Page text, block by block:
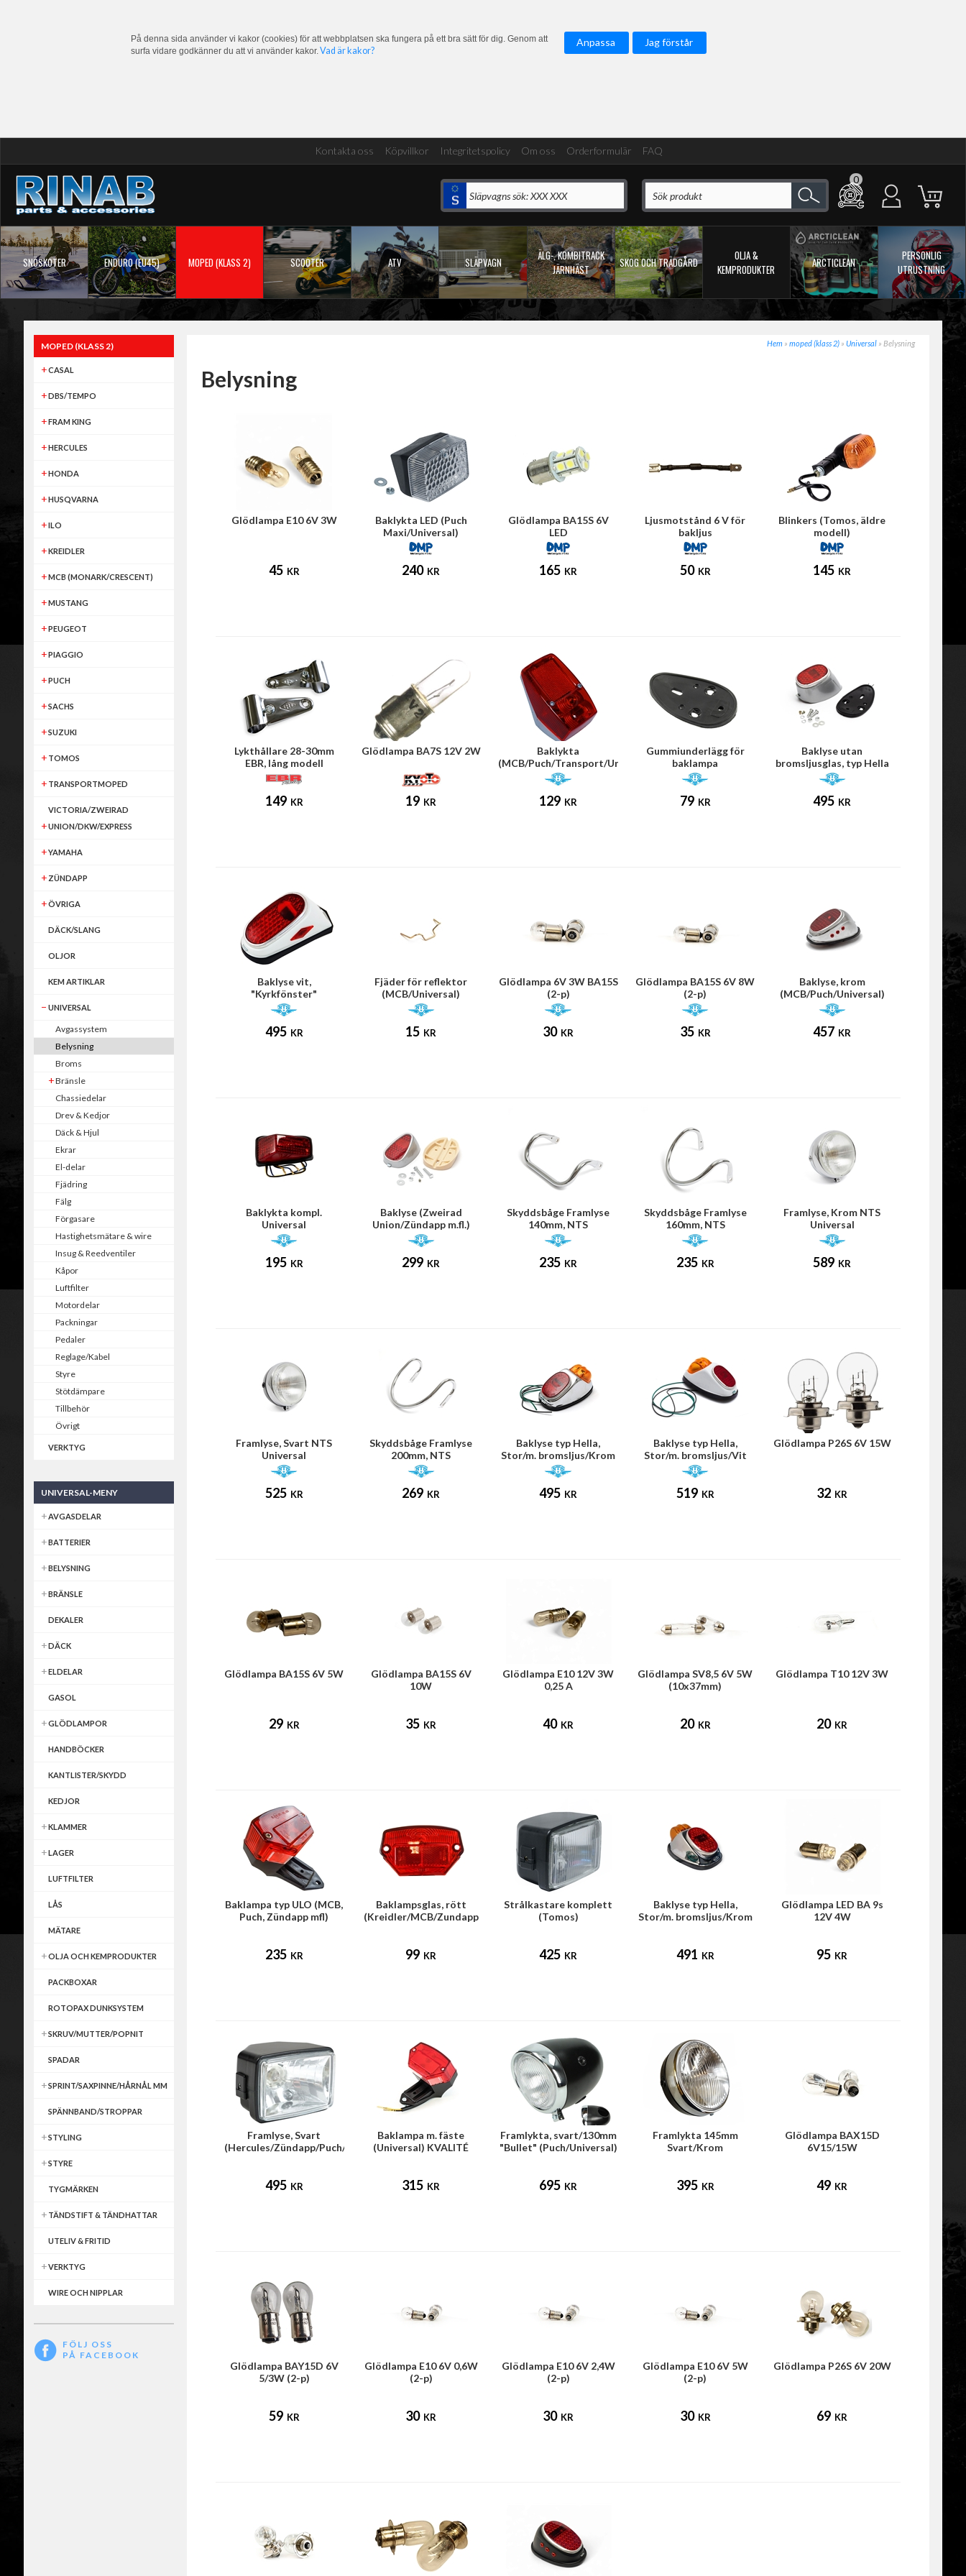
På denna sida använder vi kakor (cookies) för att webbplatsen ska fungera på ett bra sätt för dig. Genom att
surfa vidare godkänner du att vi använder kakor.Vad är kakor?
Anpassa Jag förstår
Kontakta oss Köpvillkor Integritetspolicy Om oss Orderformulär FAQ
0
SNÖSKOTER ENDURO (EU45) MOPED (KLASS 2) SCOOTER ATV SLÄPVAGN
ÄLG-, KOMBITRACK
JÄRNHÄST
SKOG OCH TRÄDGÅRD
OLJA &
KEMPRODUKTER
ARCTICLEAN
PERSONLIG
UTRUSTNING
MOPED (KLASS 2)
CASAL
DBS/TEMPO
FRAM KING
HERCULES
HONDA
HUSQVARNA
ILO
KREIDLER
MCB (MONARK/CRESCENT)
MUSTANG
PEUGEOT
PIAGGIO
PUCH
SACHS
SUZUKI
TOMOS
TRANSPORTMOPED
VICTORIA/ZWEIRAD
UNION/DKW/EXPRESS
YAMAHA
ZÜNDAPP
ÖVRIGA
DÄCK/SLANG
OLJOR
KEM ARTIKLAR
UNIVERSAL
Avgassystem
Belysning
Broms
Bränsle
Chassiedelar
Drev & Kedjor
Däck & Hjul
Ekrar
El-delar
Fjädring
Fälg
Förgasare
Hastighetsmätare & wire
Insug & Reedventiler
Kåpor
Luftfilter
Motordelar
Packningar
Pedaler
Reglage/Kabel
Styre
Stötdämpare
Tillbehör
Övrigt
VERKTYG
UNIVERSAL-MENY
AVGASDELAR
BATTERIER
BELYSNING
BRÄNSLE
DEKALER
DÄCK
ELDELAR
GASOL
GLÖDLAMPOR
HANDBÖCKER
KANTLISTER/SKYDD
KEDJOR
KLAMMER
LAGER
LUFTFILTER
LÅS
MÄTARE
OLJA OCH KEMPRODUKTER
PACKBOXAR
ROTOPAX DUNKSYSTEM
SKRUV/MUTTER/POPNIT
SPADAR
SPRINT/SAXPINNE/HÅRNÅL MM
SPÄNNBAND/STROPPAR
STYLING
STYRE
TYGMÄRKEN
TÄNDSTIFT & TÄNDHATTAR
UTELIV & FRITID
VERKTYG
WIRE OCH NIPPLAR
FÖLJ OSS
PÅ FACEBOOK
Hem » moped (klass 2) » Universal » Belysning
Belysning
Glödlampa E10 6V 3W
45 KR
Baklykta LED (Puch
Maxi/Universal)
240 KR
Glödlampa BA15S 6V
LED
165 KR
Ljusmotstånd 6 V för
bakljus
50 KR
Blinkers (Tomos, äldre
modell)
145 KR
Lykthållare 28-30mm
EBR, lång modell
(Puch/Tomos/Universal)
149 KR
Glödlampa BA7S 12V 2W
19 KR
Baklykta
(MCB/Puch/Transport/Universal)
129 KR
Gummiunderlägg för
baklampa
(Puch/Zündapp)
79 KR
Baklyse utan
bromsljusglas, typ Hella
(Universal)
495 KR
Baklyse vit,
"Kyrkfönster"
(MCB/Crescent mfl)
495 KR
Fjäder för reflektor
(MCB/Universal)
15 KR
Glödlampa 6V 3W BA15S
(2-p)
30 KR
Glödlampa BA15S 6V 8W
(2-p)
35 KR
Baklyse, krom
(MCB/Puch/Universal)
457 KR
Baklykta kompl.
Universal
195 KR
Baklyse (Zweirad
Union/Zündapp m.fl.)
299 KR
Skyddsbåge Framlyse
140mm, NTS
235 KR
Skyddsbåge Framlyse
160mm, NTS
235 KR
Framlyse, Krom NTS
Universal
589 KR
Framlyse, Svart NTS
Universal
525 KR
Skyddsbåge Framlyse
200mm, NTS
269 KR
Baklyse typ Hella,
Stor/m. bromsljus/Krom
NTS
495 KR
Baklyse typ Hella,
Stor/m. bromsljus/Vit
NTS
519 KR
Glödlampa P26S 6V 15W
32 KR
Glödlampa BA15S 6V 5W
29 KR
Glödlampa BA15S 6V
10W
35 KR
Glödlampa E10 12V 3W
0,25 A
40 KR
Glödlampa SV8,5 6V 5W
(10x37mm)
20 KR
Glödlampa T10 12V 3W
20 KR
Baklampa typ ULO (MCB,
Puch, Zündapp mfl)
235 KR
Baklampsglas, rött
(Kreidler/MCB/Zundapp
99 KR
Strålkastare komplett
(Tomos)
425 KR
Baklyse typ Hella,
Stor/m. bromsljus/Krom
491 KR
Glödlampa LED BA 9s
12V 4W
95 KR
Framlyse, Svart
(Hercules/Zündapp/Puch/Tomos/Universal)
495 KR
Baklampa m. fäste
(Universal) KVALITÉ
315 KR
Framlykta, svart/130mm
"Bullet" (Puch/Universal)
695 KR
Framlykta 145mm
Svart/Krom
395 KR
Glödlampa BAX15D
6V15/15W
49 KR
Glödlampa BAY15D 6V
5/3W (2-p)
59 KR
Glödlampa E10 6V 0,6W
(2-p)
30 KR
Glödlampa E10 6V 2,4W
(2-p)
30 KR
Glödlampa E10 6V 5W
(2-p)
30 KR
Glödlampa P26S 6V 20W
69 KR